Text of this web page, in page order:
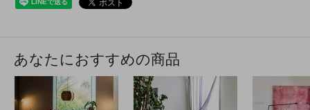
あなたにおすすめの商品